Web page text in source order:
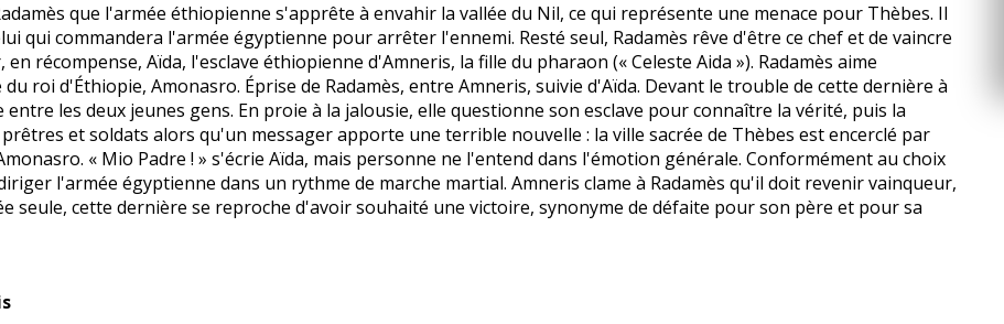
que l'armée éthiopienne s'apprête à envahir la vallée du Nil, ce qui représente une menace pour Thèbes. Il
qui commandera l'armée égyptienne pour arrêter l'ennemi. Resté seul, Radamès rêve d'être ce chef et de vaincre
récompense, Aïda, l'esclave éthiopienne d'Amneris, la fille du pharaon (« Celeste Aida »). Radamès aime
roi d'Éthiopie, Amonasro. Éprise de Radamès, entre Amneris, suivie d'Aïda. Devant le trouble de cette dernière à
entre les deux jeunes gens. En proie à la jalousie, elle questionne son esclave pour connaître la vérité, puis la
prêtres et soldats alors qu'un messager apporte une terrible nouvelle : la ville sacrée de Thèbes est encerclé par
« Mio Padre ! » s'écrie Aïda, mais personne ne l'entend dans l'émotion générale. Conformément au choix
l'armée égyptienne dans un rythme de marche martial. Amneris clame à Radamès qu'il doit revenir vainqueur,
seule, cette dernière se reproche d'avoir souhaité une victoire, synonyme de défaite pour son père et pour sa